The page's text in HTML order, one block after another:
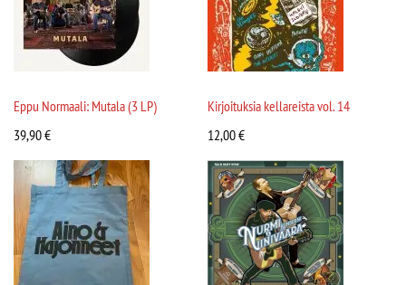
Eppu Normaali: Mutala (3 LP)
39,90€
Kirjoituksia kellareista vol. 14
12,00€